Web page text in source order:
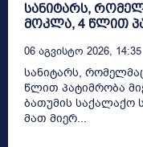
სანიტარს,
მოკლა, 4 წლით
06 Აგვისტო 2026, 14:35
სანიტარს,
წლით პატიმრობა
ბათუმის საქალაქო
მათ მიერ...